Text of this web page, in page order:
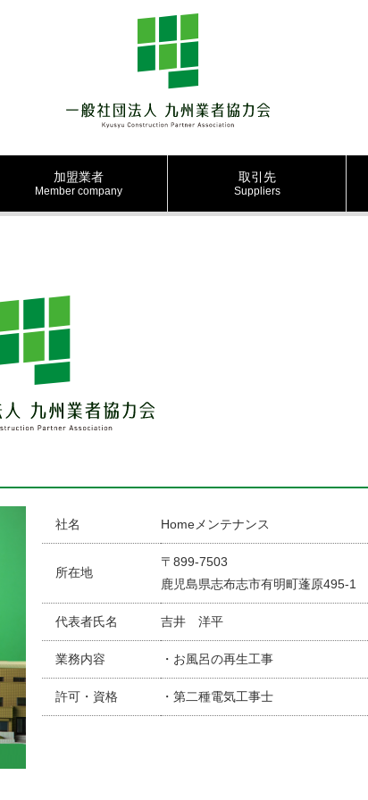
加盟業者
Member company
取引先
Suppliers
社名 Homeメンテナンス
所在地
〒899-7503
鹿児島県志布志市有明町蓬原495-1
代表者氏名 吉井 洋平
業務内容 ・お風呂の再生工事
許可・資格 ・第二種電気工事士